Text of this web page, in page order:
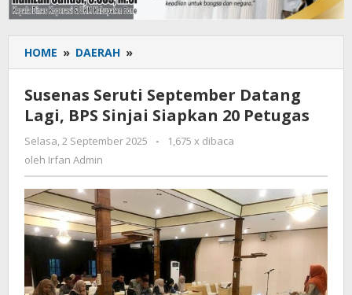
HOME » DAERAH »
Seruti
September
Datang
Lagi,
BPS
Petugas
Susenas Seruti September Datang
Lagi, BPS Sinjai Siapkan 20 Petugas
Selasa, 2 September 2025
oleh
-
1,675 x dibaca
oleh Irfan Admin